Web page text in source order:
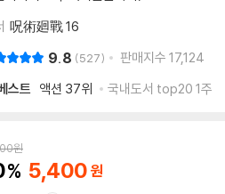
呪術廻戰 16
9.8 527 판매지수 17,124
스트 액션 37위 국내도서 top20 1주
원
5,400